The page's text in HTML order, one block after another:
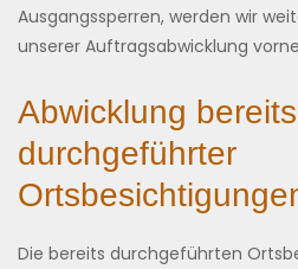
Ausgangssperren, werden wir
unserer Auftragsabwicklung
Abwicklung bereits
durchgeführter
Die bereits durchgeführten